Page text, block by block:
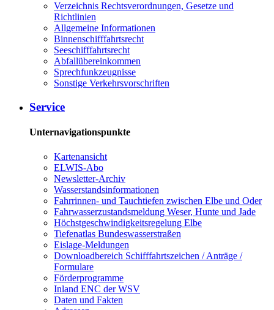
Verzeichnis Rechtsverordnungen, Gesetze und
Richtlinien
Allgemeine Informationen
Binnenschifffahrtsrecht
Seeschifffahrtsrecht
Abfallübereinkommen
Sprechfunkzeugnisse
Sonstige Verkehrsvorschriften
Service
Unternavigationspunkte
Kartenansicht
ELWIS-Abo
Newsletter-Archiv
Wasserstandsinformationen
Fahrrinnen- und Tauchtiefen zwischen Elbe und Oder
Fahrwasserzustandsmeldung Weser, Hunte und Jade
Höchstgeschwindigkeitsregelung Elbe
Tiefenatlas Bundeswasserstraßen
Eislage-Meldungen
Downloadbereich Schifffahrtszeichen / Anträge /
Formulare
Förderprogramme
Inland ENC der WSV
Daten und Fakten